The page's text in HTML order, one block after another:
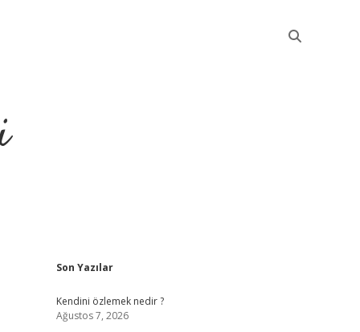
Sidebar
Son Yazılar
Kendini özlemek nedir ?
Ağustos 7, 2026